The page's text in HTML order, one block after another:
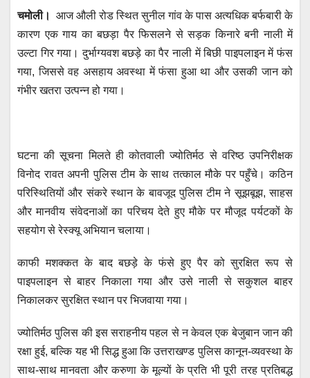
at
s
A
p
c
e
b
o
tt
er
ail ss
e
n
e
gr
a
चमोली।
आज औली रोड स्थित सुनील गांव के पास अत्यधिक बर्फबारी के
कारण एक गाय का बछड़ा पैर फिसलने से सड़क किनारे बनी नाली में
उल्टा गिर गया। दुर्भाग्यवश बछड़े का पैर नाली में बिछी पाइपलाइन में फंस
गया, जिससे वह असहाय अवस्था में फंसा हुआ था और उसकी जान को
गंभीर खतरा उत्पन्न हो गया।
घटना की सूचना मिलते ही कोतवाली ज्योतिर्मठ से वरिष्ठ उपनिरीक्षक
विनोद रावत अपनी पुलिस टीम के साथ तत्काल मौके पर पहुँचे। कठिन
परिस्थितियों और संकरे स्थान के बावजूद पुलिस टीम ने सूझबूझ, साहस
और मानवीय संवेदनाओं का परिचय देते हुए मौके पर मौजूद पर्यटकों के
सहयोग से रेस्क्यू अभियान चलाया।
काफी मशक्कत के बाद बछड़े के फंसे हुए पैर को सुरक्षित रूप से
पाइपलाइन से बाहर निकाला गया और उसे नाली से सकुशल बाहर
निकालकर सुरक्षित स्थान पर भिजवाया गया।
ज्योतिर्मठ पुलिस की इस सराहनीय पहल से न केवल एक बेजुबान जान की
रक्षा हुई, बल्कि यह भी सिद्ध हुआ कि उत्तराखण्ड पुलिस कानून-व्यवस्था के
साथ-साथ मानवता और करुणा के मूल्यों के प्रति भी पूरी तरह प्रतिबद्ध